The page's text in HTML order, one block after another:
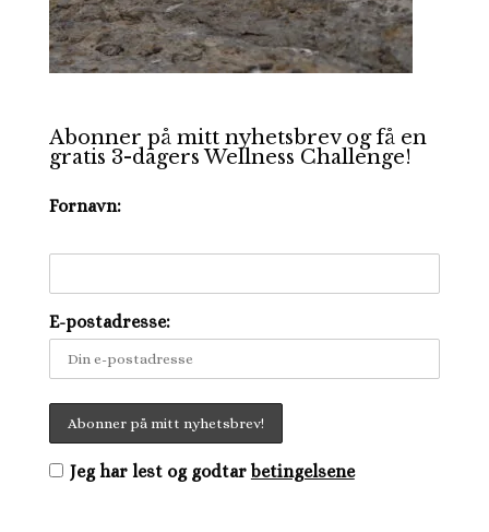
Abonner på mitt nyhetsbrev og få en
gratis 3-dagers Wellness Challenge!
Fornavn:
E-postadresse:
Jeg har lest og godtar betingelsene